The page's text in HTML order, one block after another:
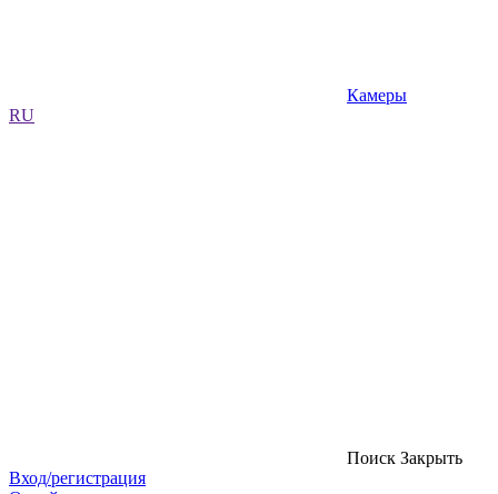
Камеры
RU
Поиск Закрыть
Вход/регистрация